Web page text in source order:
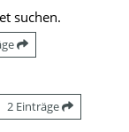
suchen.
2 Einträge